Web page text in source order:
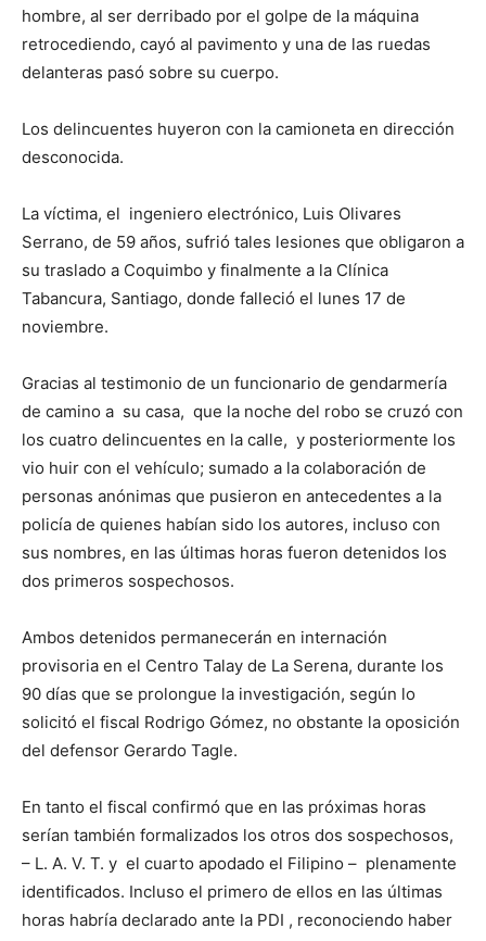
hombre, al ser derribado por el golpe de la máquina
retrocediendo, cayó al pavimento y una de las ruedas
delanteras pasó sobre su cuerpo.
Los delincuentes huyeron con la camioneta en dirección
desconocida.
La víctima, el ingeniero electrónico, Luis Olivares
Serrano, de 59 años, sufrió tales lesiones que obligaron a
su traslado a Coquimbo y finalmente a la Clínica
Tabancura, Santiago, donde falleció el lunes 17 de
noviembre.
Gracias al testimonio de un funcionario de gendarmería
de camino a su casa, que la noche del robo se cruzó con
los cuatro delincuentes en la calle, y posteriormente los
vio huir con el vehículo; sumado a la colaboración de
personas anónimas que pusieron en antecedentes a la
policía de quienes habían sido los autores, incluso con
sus nombres, en las últimas horas fueron detenidos los
dos primeros sospechosos.
Ambos detenidos permanecerán en internación
provisoria en el Centro Talay de La Serena, durante los
90 días que se prolongue la investigación, según lo
solicitó el fiscal Rodrigo Gómez, no obstante la oposición
del defensor Gerardo Tagle.
En tanto el fiscal confirmó que en las próximas horas
serían también formalizados los otros dos sospechosos,
– L. A. V. T. y el cuarto apodado el Filipino – plenamente
identificados. Incluso el primero de ellos en las últimas
horas habría declarado ante la PDI , reconociendo haber